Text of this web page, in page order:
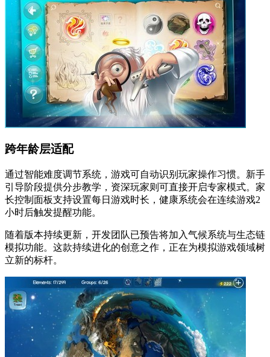
跨年龄层适配
通过智能难度调节系统，游戏可自动识别玩家操作习惯。新手
引导阶段提供分步教学，资深玩家则可直接开启专家模式。家
长控制面板支持设置每日游戏时长，健康系统会在连续游戏2
小时后触发提醒功能。
随着版本持续更新，开发团队已预告将加入气候系统与生态链
模拟功能。这款持续进化的创意之作，正在为模拟游戏领域树
立新的标杆。